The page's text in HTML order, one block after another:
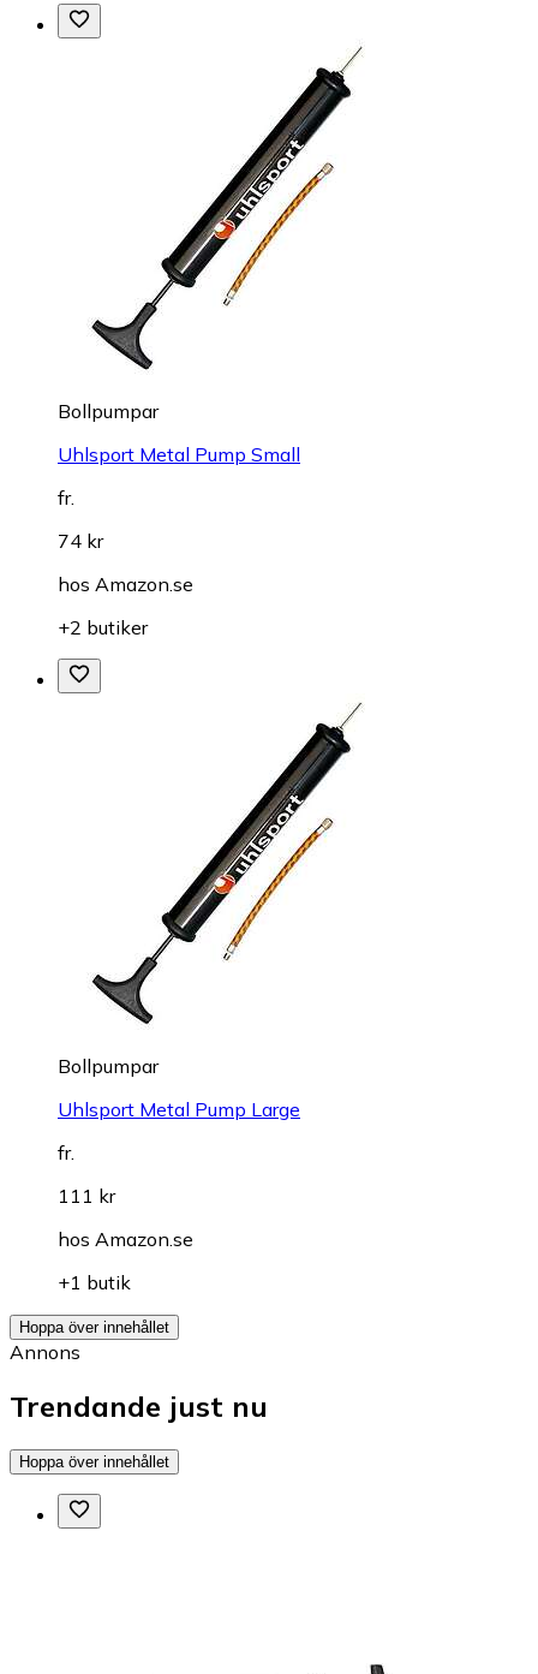
Bollpumpar
Uhlsport Metal Pump Small
fr.
74 kr
hos Amazon.se
+2 butiker
Bollpumpar
Uhlsport Metal Pump Large
fr.
111 kr
hos Amazon.se
+1 butik
Hoppa över innehållet
Annons
Trendande just nu
Hoppa över innehållet